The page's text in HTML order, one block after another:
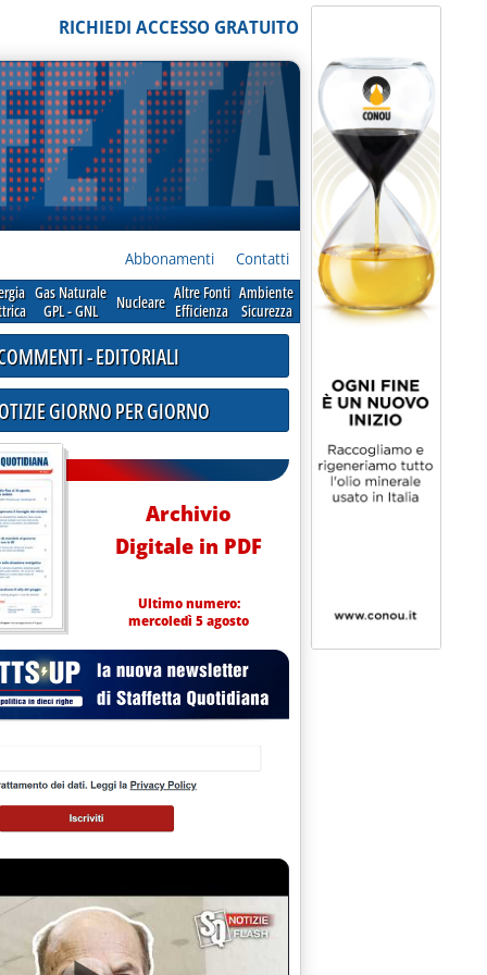
RICHIEDI ACCESSO GRATUITO
Abbonamenti Contatti
Gas Naturale
GPL - GNL
Nucleare Altre Fonti
Efficienza
Ambiente
Sicurezza
IL "CONCERTO" (MA SPINI E' GIA' SOTTO ACCUSA)'
- EDITORIALI
GIORNO PER GIORNO
Archivio
Digitale in PDF
Ultimo numero:
mercoledì 5 agosto